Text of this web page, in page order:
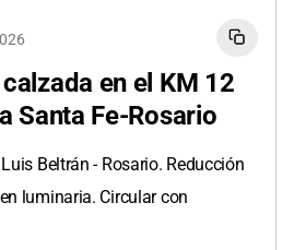
en el KM 12
Santa Fe-Rosario
Beltrán - Rosario. Reducción
luminaria. Circular con